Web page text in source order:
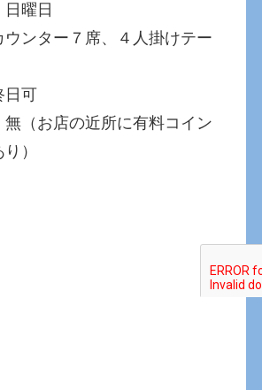
曜日
ンター７席、４人掛けテー
可
（お店の近所に有料コイン
）